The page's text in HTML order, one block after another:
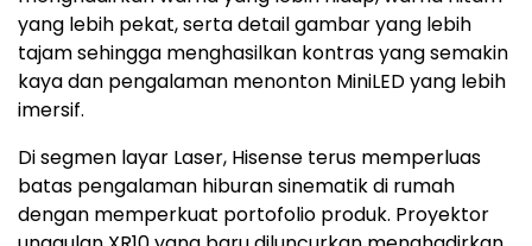
yang lebih pekat, serta detail gambar yang lebih
tajam sehingga menghasilkan kontras yang semakin
kaya dan pengalaman menonton MiniLED yang lebih
imersif.
Di segmen layar Laser, Hisense terus memperluas
batas pengalaman hiburan sinematik di rumah
dengan memperkuat portofolio produk. Proyektor